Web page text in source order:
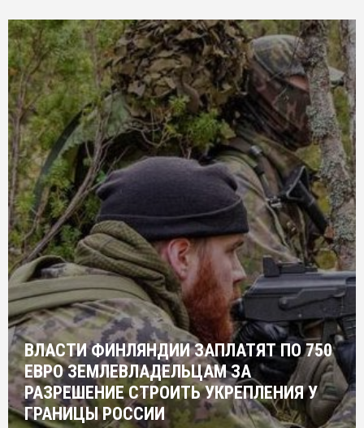
ВЛАСТИ ФИНЛЯНДИИ ЗАПЛАТЯТ ПО 750
ЕВРО ЗЕМЛЕВЛАДЕЛЬЦАМ ЗА
РАЗРЕШЕНИЕ СТРОИТЬ УКРЕПЛЕНИЯ У
ГРАНИЦЫ РОССИИ